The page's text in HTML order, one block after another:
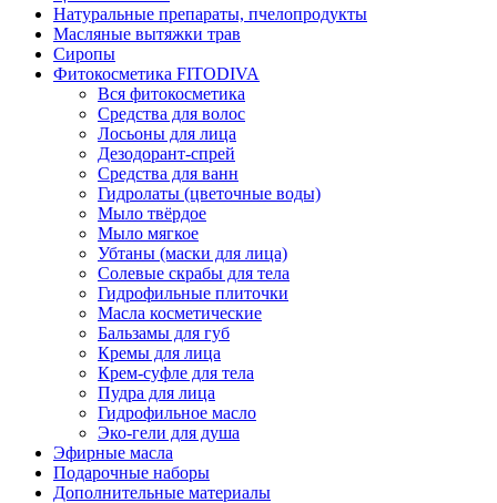
Натуральные препараты, пчелопродукты
Масляные вытяжки трав
Сиропы
Фитокосметика FITODIVA
Вся фитокосметика
Средства для волос
Лосьоны для лица
Дезодорант-спрей
Средства для ванн
Гидролаты (цветочные воды)
Мыло твёрдое
Мыло мягкое
Убтаны (маски для лица)
Солевые скрабы для тела
Гидрофильные плиточки
Масла косметические
Бальзамы для губ
Кремы для лица
Крем-суфле для тела
Пудра для лица
Гидрофильное масло
Эко-гели для душа
Эфирные масла
Подарочные наборы
Дополнительные материалы